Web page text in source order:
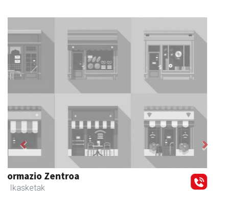
Guria
Urnieta - Jatetxeak
Previous